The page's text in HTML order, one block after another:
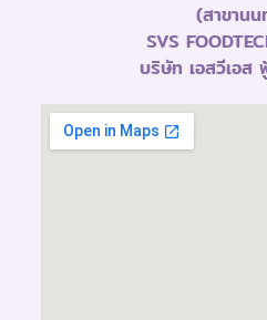
(สาขาน
SVS
บริษัท เอสวีเอส